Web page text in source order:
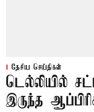
தேசிய செய்திகள்
டெல்லியில்
இருந்த